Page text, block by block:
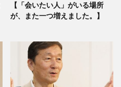
【「会いたい人」がいる場所
が、また一つ増えました。】